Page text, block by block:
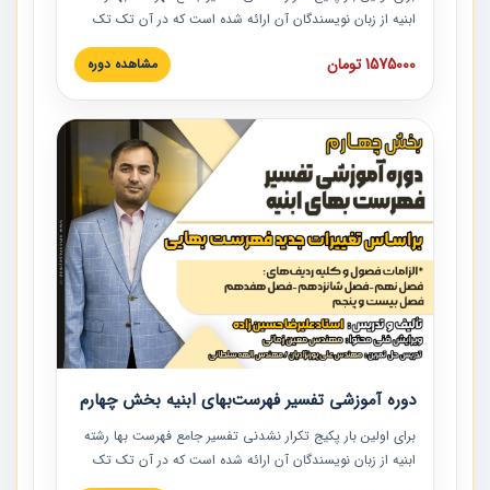
ابنیه از زبان نویسندگان آن ارائه شده است که در آن تک تک
ردیف ها و مطالب فهرست بها تفسیر و ارائه شده است. این
دوره به صورت کامل تصویری بوده و به همراه تصاویر عملیات
دوره با کلام مهندس علیرضاحسین‌زاده مدیر پروژه مهندسی
مشاور در امر بازنگری فهرست بها رشته ابنیه ارائه شده و به تمام
همکارانی که در حوزه صنعت ساخت در حال فعالیت هستند حتما
توصیه می کنیم از مطالب این دوره استفاده نمایند.
1575000 تومان مشاهده دوره
دوره آموزشی تفسیر فهرست‌بهای ابنیه بخش چهارم
برای اولین بار پکیج تکرار نشدنی تفسیر جامع فهرست بها رشته
ابنیه از زبان نویسندگان آن ارائه شده است که در آن تک تک
ردیف ها و مطالب فهرست بها تفسیر و ارائه شده است. این